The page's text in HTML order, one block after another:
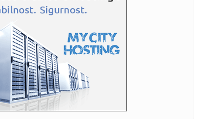
18:08:Elvira Kovač: Usvajanjem zakona o upravljanju
kohezionom polit...
18:04:55 godina Zastave 101
18:02:DRAMA IZMEĐU ŠAMPIONA I FENERBAHČEA: Bio idol u
Istanbulu, a s...
18:02:Rolan Garos povećao nagradni fond! Šampioni će
inkasirati isto...